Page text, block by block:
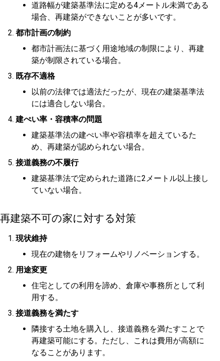
道路幅が建築基準法に定める4メートル未満である
場合、再建築ができないことが多いです。
都市計画の制約
都市計画法に基づく用途地域の制限により、再建
築が制限されている場合。
既存不適格
以前の法律では適法だったが、現在の建築基準法
には適合しない場合。
建ぺい率・容積率の問題
建築基準法の建ぺい率や容積率を超えているた
め、再建築が認められない場合。
接道義務の不履行
建築基準法で定められた道路に2メートル以上接し
ていない場合。
再建築不可の家に対する対策
現状維持
現在の建物をリフォームやリノベーションする。
用途変更
住宅としての利用を諦め、倉庫や事務所として利
用する。
接道義務を満たす
隣接する土地を購入し、接道義務を満たすことで
再建築可能にする。ただし、これは費用が高額に
なることがあります。